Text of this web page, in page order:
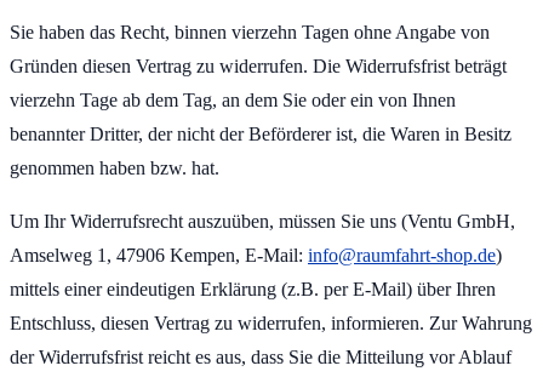
Sie haben das Recht, binnen vierzehn Tagen ohne Angabe von
Gründen diesen Vertrag zu widerrufen. Die Widerrufsfrist beträgt
vierzehn Tage ab dem Tag, an dem Sie oder ein von Ihnen
benannter Dritter, der nicht der Beförderer ist, die Waren in Besitz
genommen haben bzw. hat.
Um Ihr Widerrufsrecht auszuüben, müssen Sie uns (Ventu GmbH,
Amselweg 1, 47906 Kempen, E-Mail: info@raumfahrt-shop.de)
mittels einer eindeutigen Erklärung (z.B. per E-Mail) über Ihren
Entschluss, diesen Vertrag zu widerrufen, informieren. Zur Wahrung
der Widerrufsfrist reicht es aus, dass Sie die Mitteilung vor Ablauf